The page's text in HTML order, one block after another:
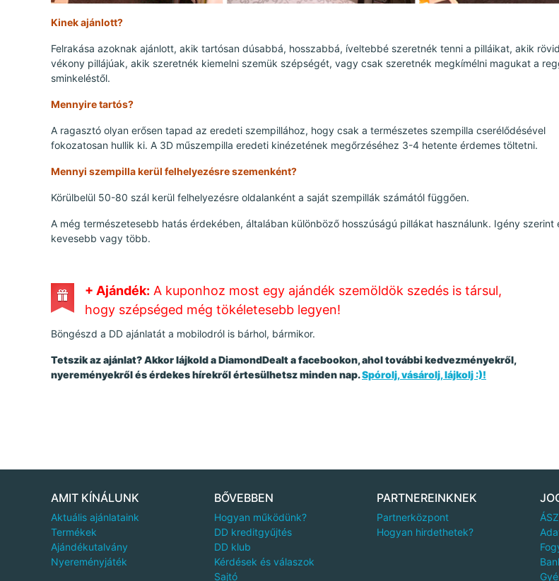
Kinek ajánlott?
Felrakása azoknak ajánlott, akik tartósan dúsabbá, hosszabbá, íveltebbé szeretnék tenni a pilláikat, akik
vékony pillájúak, akik szeretnék kiemelni szemük szépségét, vagy csak szeretnék megkímélni magukat a
sminkeléstől.
Mennyire tartós?
A ragasztó olyan erősen tapad az eredeti szempillához, hogy csak a természetes szempilla cserélődésével
fokozatosan hullik ki. A 3D műszempilla eredeti kinézetének megőrzéséhez 3-4 hetente érdemes töltetni.
Mennyi szempilla kerül felhelyezésre szemenként?
Körülbelül 50-80 szál kerül felhelyezésre oldalanként a saját szempillák számától függően.
A még természetesebb hatás érdekében, általában különböző hosszúságú pillákat használunk. Igény szerint
kevesebb vagy több.
+ Ajándék: A kuponhoz most egy ajándék szemöldök szedés is társul,
hogy szépséged még tökéletesebb legyen!
Böngészd a DD ajánlatát a mobilodról is bárhol, bármikor.
Tetszik az ajánlat? Akkor lájkold a DiamondDealt a facebookon, ahol további kedvezményekről,
nyereményekről és érdekes hírekről értesülhetsz minden nap.Spórolj, vásárolj, lájkolj :)!
AMIT KÍNÁLUNK
Aktuális ajánlataink
Termékek
Ajándékutalvány
Nyereményjáték
BŐVEBBEN
Hogyan működünk?
DD kreditgyűjtés
DD klub
Kérdések és válaszok
Sajtó
PARTNEREINKNEK
Partnerközpont
Hogyan hirdethetek?